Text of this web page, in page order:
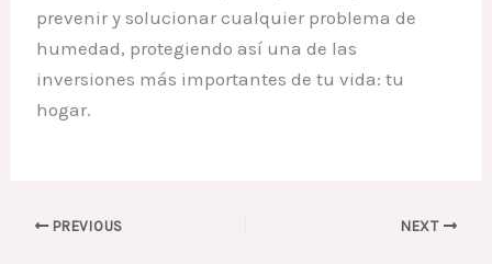
prevenir y solucionar cualquier problema de
humedad, protegiendo así una de las
inversiones más importantes de tu vida: tu
hogar.
PREVIOUS NEXT